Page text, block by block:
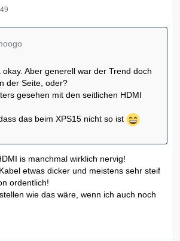
Aber generell war der Trend doch
der Seite, oder?
gesehen mit den seitlichen HDMI
das beim XPS15 nicht so ist
is manchmal wirklich nervig!
etwas dicker und meistens sehr steif
ordentlich!
wie das wäre, wenn ich auch noch